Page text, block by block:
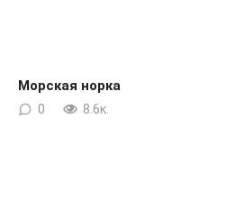
Морская норка
0 8.6к.